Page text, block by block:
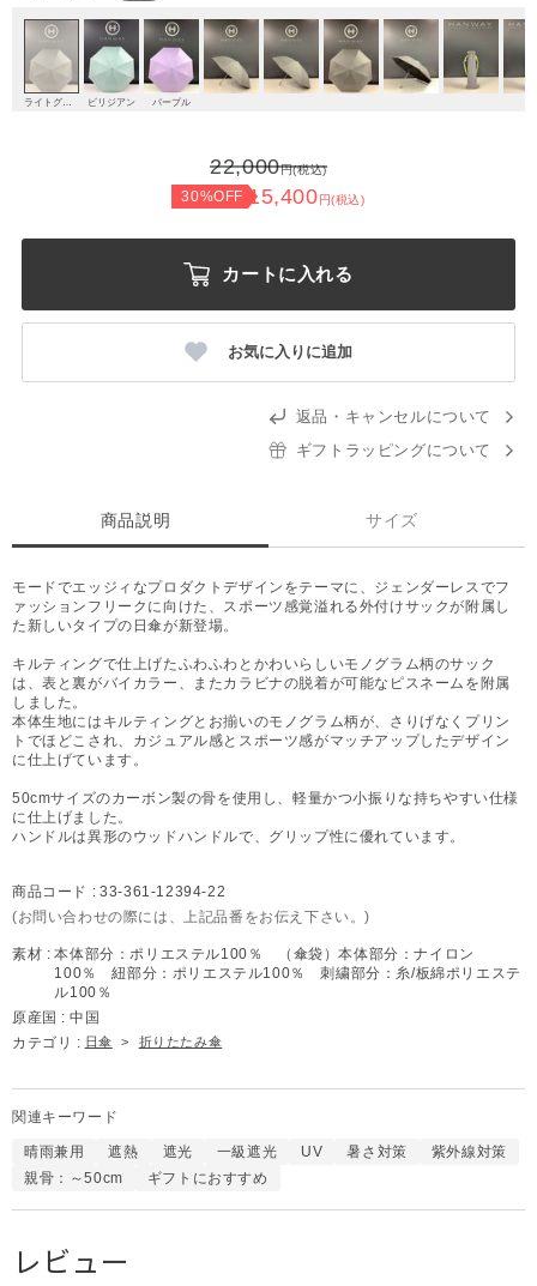
ビリジアン パープル
22,000円(税込)
30%OFF 15,400円(税込)
カートに入れる
お気に入りに追加
返品・キャンセルについて
ギフトラッピングについて
商品説明 サイズ
モードでエッジィなプロダクトデザインをテーマに、ジェンダーレスでフ
ァッションフリークに向けた、スポーツ感覚溢れる外付けサックが附属し
た新しいタイプの日傘が新登場。
キルティングで仕上げたふわふわとかわいらしいモノグラム柄のサック
は、表と裏がバイカラー、またカラビナの脱着が可能なピスネームを附属
しました。
本体生地にはキルティングとお揃いのモノグラム柄が、さりげなくプリン
トでほどこされ、カジュアル感とスポーツ感がマッチアップしたデザイン
に仕上げています。
50cmサイズのカーボン製の骨を使用し、軽量かつ小振りな持ちやすい仕様
に仕上げました。
ハンドルは異形のウッドハンドルで、グリップ性に優れています。
商品コード : 33-361-12394-22
(お問い合わせの際には、上記品番をお伝え下さい。)
素材 : 本体部分：ポリエステル100％ （傘袋）本体部分：ナイロン
100％ 紐部分：ポリエステル100％ 刺繍部分：糸/板綿ポリエステ
ル100％
原産国 : 中国
カテゴリ : 日傘 > 折りたたみ傘
関連キーワード
晴雨兼用 遮熱 遮光 一級遮光 UV 暑さ対策
紫外線対策
親骨：～50cm
ギフトにおすすめ
レビュー